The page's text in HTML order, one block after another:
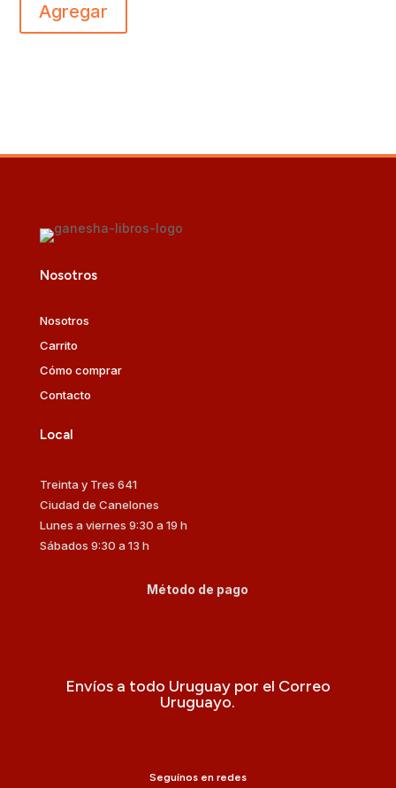
Agregar
Nosotros
Nosotros
Carrito
Cómo comprar
Contacto
Local
Treinta y Tres 641
Ciudad de Canelones
Lunes a viernes 9:30 a 19 h
Sábados 9:30 a 13 h
Método de pago
Envíos a todo Uruguay por el Correo
Uruguayo.
Seguínos en redes